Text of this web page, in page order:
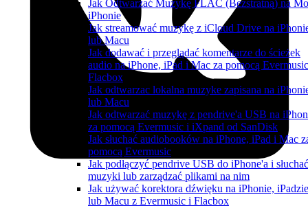
Jak Odtwarzać Muzykę FLAC (Bezstratną) na
iPhonie
Jak streamować muzykę z iCloud Drive na
lub Macu
Jak dodawać i przeglądać komentarze do ścieżek
audio na iPhone, iPad i Mac za pomocą
Flacbox
Jak odtwarzac lokalna muzyke zapisana na
lub Macu
Jak odtwarzać muzykę z pendrive'a USB na
za pomocą Evermusic i iXpand od SanDisk
Jak słuchać audiobooków na iPhone, iPad i Mac
pomocą Evermusic
Jak podłączyć pendrive USB do iPhone'a i słuchać
muzyki lub zarządzać plikami na nim
Jak używać korektora dźwięku na iPhonie, iPadzie
lub Macu z Evermusic i Flacbox